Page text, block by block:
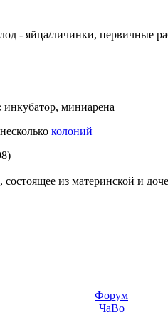
- яйца/личинки, первичные
инкубатор, миниарена
колоний
состоящее из материнской и
Форум
ЧаВо